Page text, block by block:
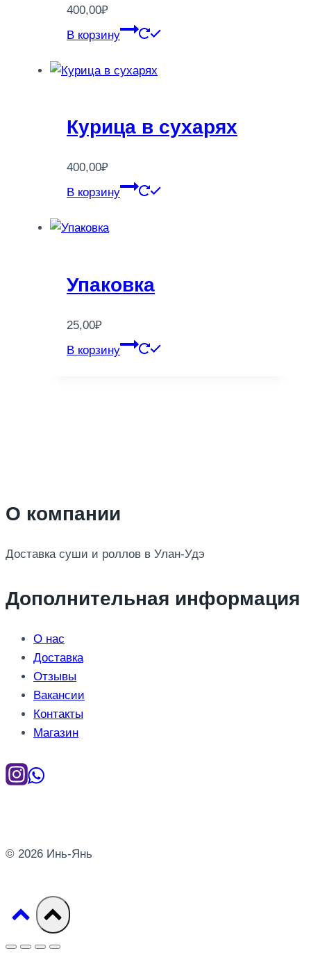
400,00₽
В корзину
Курица в сухарях
400,00₽
В корзину
Упаковка
25,00₽
В корзину
О компании
Доставка суши и роллов в Улан-Удэ
Дополнительная информация
О нас
Доставка
Отзывы
Вакансии
Контакты
Магазин
© 2026 Инь-Янь